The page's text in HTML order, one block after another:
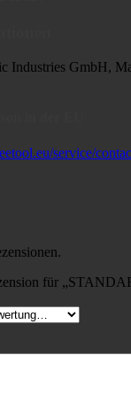
Industries GmbH,
service/
für